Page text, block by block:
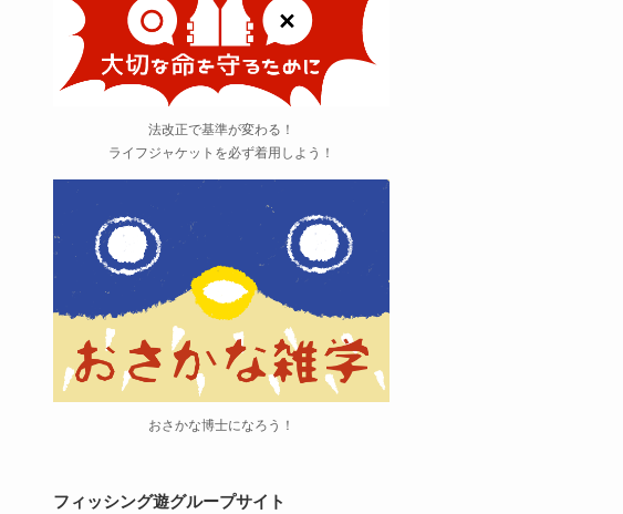
法改正で基準が変わる！
ライフジャケットを必ず着用しよう！
おさかな博士になろう！
フィッシング遊グループサイト